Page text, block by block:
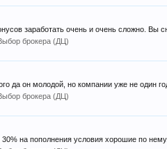
заработать очень и очень сложно. Вы
брокера (ДЦ)
да он молодой, но компании уже не один
брокера (ДЦ)
на пополнения условия хорошие по